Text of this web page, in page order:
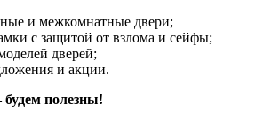
и межкомнатные двери;
с защитой от взлома и сейфы;
дверей;
и акции.
полезны!